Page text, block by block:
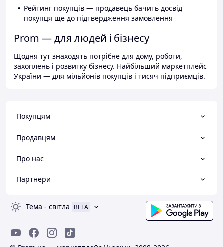
Рейтинг покупців — продавець бачить досвід
покупця ще до підтвердження замовлення
Prom — для людей і бізнесу
Щодня тут знаходять потрібне для дому, роботи,
захоплень і розвитку бізнесу. Найбільший маркетплейс
України — для мільйонів покупців і тисяч підприємців.
Покупцям
Продавцям
Про нас
Партнери
Тема - світла BETA